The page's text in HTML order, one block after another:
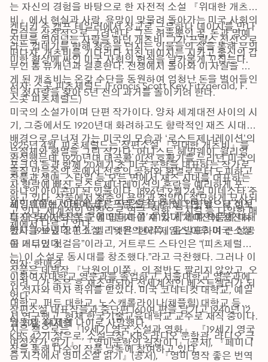
는 자신의 경험을 바탕으로 한 자전적 소설 『위대한 개츠
비』에서 현실과 사랑, 욕망이 맞물려 돌아가는 미국 사회의
모습을 상징적으로 그려낸다. 그는 허울뿐인 꿈, 돈과 명예
라는 껍데기를 향해 청춘을 던지는 인물들의 삶을 통해 무의
미한 환상에 싸인 미국 사회의 현실을 날카롭게 꼬집는다.
켄터키 주 캠프 테일러에서 장교로 근무하다 데이지를 만나
신분을 뛰어넘는 사랑을 하던 개츠비. 그가 프랑스 전선으로
떠나자, 개츠비를 기다리다 지친 데이지는 시카고 출신의 갑
부인 톰 뷰캐넌과 결혼한다. 전쟁에서 돌아와 이 사실을 알
게 된 개츠비는 온갖 수단을 동원하여 엄청난 돈을 벌어들인
뒤 첫사랑을 찾아 5년 전의 과거를 돌이키려 한다.
저자: 스콧 피츠제럴드 (Francis Scott Key Fitzgerald, F.
스콧 피츠제럴드)
미국의 소설가이며 단편 작가이다. 양차 세계대전 사이의 시
기, 그중에서도 1920년대 화려하고도 향락적인 재즈 시대를
배경으로 무너져 가는 미국의 모습과 ‘로스트제너레이션’의
무절제와 환멸을 그린 작가다. 어니스트 헤밍웨이, 윌리엄
포크너 등과 함께 20세기 초 미국 문학을 대표하는 작가로,
작품과 생애, 스타일 등 모든 면에서 재즈 시대를 대표하는
하나의 아이콘이 된 인물이다. 1896년 9월 24일 미네소타 주
세인트폴에서 태어났다. 프린스턴 대학에 입학했으나 성적
부진으로 자퇴 후, 군에 입대하여 제1차 세계대전에 참전하
였다. 1919년 장편소설 『낙원의 이쪽』을 발표하여 큰 성공
을 거두었다.
1925년 4월, 피츠제럴드는 장편소설 『위대한 개츠비』를
완성했는데, 1920년대 대공황 이전 호황기를 누리던 미국의
물질 만능주의 속에서 전후의 공허와 환멸로부터 도피하고
자 향락에 빠진 로스트제너레이션의 혼란을 예리하게 포착
하고 있다. 작품에서 청춘의 욕망과 절망이 절묘하게 묘사되
고 있다. 세계적인 명작으로 연극, 영화, 뮤지컬 등 다양한 매
체에서 다루고 있다.
헤밍웨이는 “이토록 좋은 작품을 쓸 수 있다면, 앞으로 이보
다 더 뛰어난 작품을 얼마든지 쓸 수 있다.”라며 작품에 대해
찬사를 보냈다. T. S. 엘리엇은 “헨리 제임스 이후 미국 소설
이 내디딘 첫걸음”이라고, 거트루드 스타인은 “(피츠제럴드
는) 이 소설로 동시대를 창조했다.”라고 극찬했다. 그러나 이
작품은 데뷔작 『낙원의 이쪽』의 절반도 팔리지 않았고, 오
히려 그가 죽은 후 재조명되어 전세계적인 베스트셀러가 되
었다.
장편소설 대표작들과 중단편 160여 편을 남기고 1940년 12
월 21일 44세의 나이로 사망했다.
역자: 한애경
이화여자대학교 영문과를 졸업하고, 서울대학교 영문과에
서 석사와 박사 학위를 받았다. 미국 코네티컷 대학교, 예일
대학교, 퍼듀 대학교, 노스캐롤라이나(채플힐) 대학교 등에
서 연구했고, 현재 한국기술교육대학교 교수로 재직 중이다.
지은 책으로는 『19세기 영국 소설과 영화』, 『19세기 영국
여성작가 읽기』, 『영미문학의 길잡이 1』(공저), 『페미니
즘 시각에서 영미소설 읽기』(공저), 『영미 명작 좋은 번역
낭독자: 하지형
KBS 42기 성우로, 소설극장, KBS 라디오 문학관, 라디오 극
장을 통해 다수의 작품 낭독에 참여하고 있다.